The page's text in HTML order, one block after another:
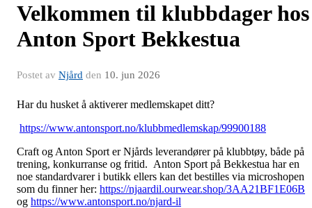
Velkommen til klubbdager hos
Anton Sport Bekkestua
Postet av Njård den 10. jun 2026
Har du husket å aktiverer medlemskapet ditt?
https://www.antonsport.no/klubbmedlemskap/99900188
Craft og Anton Sport er Njårds leverandører på klubbtøy, både på
trening, konkurranse og fritid. Anton Sport på Bekkestua har en
noe standardvarer i butikk ellers kan det bestilles via microshopen
som du finner her: https://njaardil.ourwear.shop/3AA21BF1E06B
og https://www.antonsport.no/njard-il